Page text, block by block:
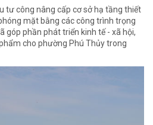
tư công nâng cấp cơ sở hạ tầng thiết
mặt bằng các công trình trọng
góp phần phát triển kinh tế - xã hội,
cho phường Phú Thủy trong